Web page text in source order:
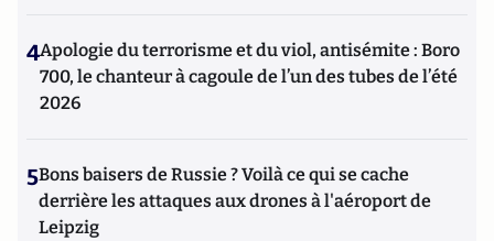
4Apologie du terrorisme et du viol, antisémite : Boro
700, le chanteur à cagoule de l’un des tubes de l’été
2026
5Bons baisers de Russie ? Voilà ce qui se cache
derrière les attaques aux drones à l'aéroport de
Leipzig